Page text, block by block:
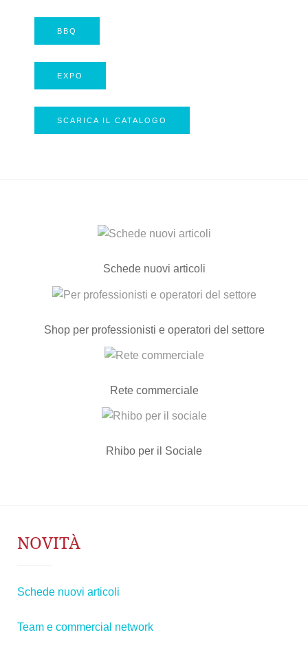
BBQ
EXPO
SCARICA IL CATALOGO
Schede nuovi articoli
Shop per professionisti e operatori del settore
Rete commerciale
Rhibo per il Sociale
NOVITÀ
Schede nuovi articoli
Team e commercial network